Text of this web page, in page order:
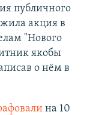
публичного
акция в
"Нового
якобы
о нём в
на 10